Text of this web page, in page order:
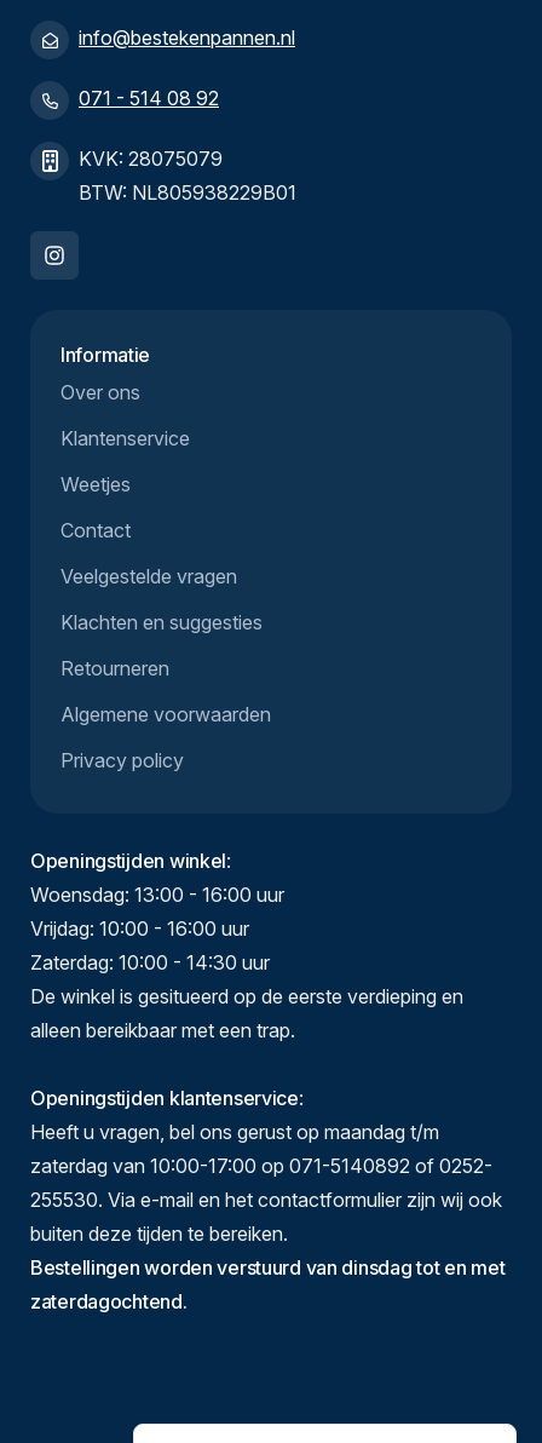
info@bestekenpannen.nl
071 - 514 08 92
KVK: 28075079
BTW: NL805938229B01
Informatie
Over ons
Klantenservice
Weetjes
Contact
Veelgestelde vragen
Klachten en suggesties
Retourneren
Algemene voorwaarden
Privacy policy
Openingstijden winkel:
Woensdag: 13:00 - 16:00 uur
Vrijdag: 10:00 - 16:00 uur
Zaterdag: 10:00 - 14:30 uur
De winkel is gesitueerd op de eerste verdieping en
alleen bereikbaar met een trap.
Openingstijden klantenservice:
Heeft u vragen, bel ons gerust op maandag t/m
zaterdag van 10:00-17:00 op 071-5140892 of 0252-
255530. Via e-mail en het contactformulier zijn wij ook
buiten deze tijden te bereiken.
Bestellingen worden verstuurd van dinsdag tot en met
zaterdagochtend.